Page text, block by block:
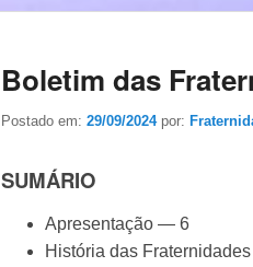
Boletim das
Postado em: 29/09/2024 por:
SUMÁRIO
Apresentação — 6
História das